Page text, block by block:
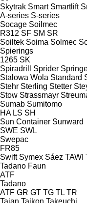
Skytrak Smart Smartlift
A-series S-series
Socage Soilmec
R312 SF SM SR
Soiltek Soima Solmec
Spierings
1265 SK
Spiradrill
Sprider
Stalowa Wola Standard
Stehr Sterling Stetter
Stow Strassmayr
Sumab Sumitomo
HA LS SH
Sun Container Sunward
SWE SWL
Swepac
FR85
Swift Symex Sáez TAWI
Tadano Faun
ATF
Tadano
ATF GR GT TG TL TR
Taian Taikon Takeuchi